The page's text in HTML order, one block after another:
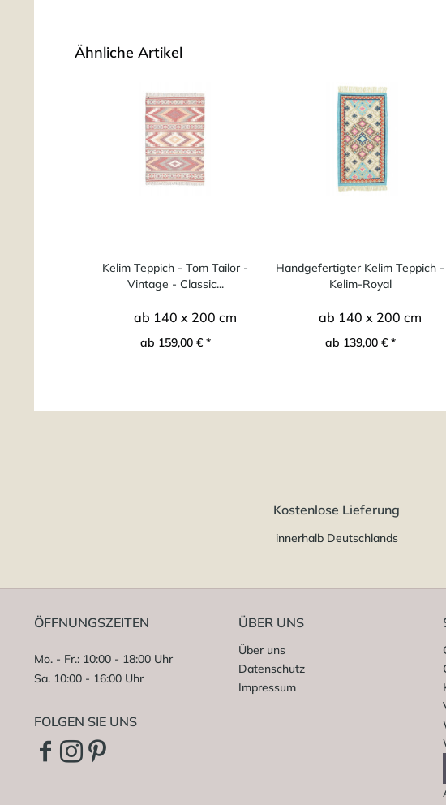
Ähnliche Artikel
Kelim Teppich - Tom Tailor -
Vintage - Classic...
ab 140 x 200 cm
ab 159,00 € *
Handgefertigter Kelim Teppich -
Kelim-Royal
ab 140 x 200 cm
ab 139,00 € *
Kostenlose Lieferung
innerhalb Deutschlands
ÖFFNUNGSZEITEN
Mo. - Fr.: 10:00 - 18:00 Uhr
Sa. 10:00 - 16:00 Uhr
FOLGEN SIE UNS
ÜBER UNS
Über uns
Datenschutz
Impressum